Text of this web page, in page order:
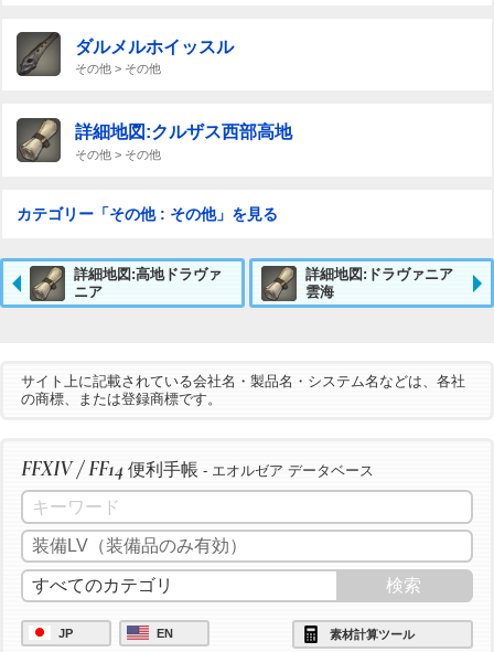
ダルメルホイッスル
その他 > その他
詳細地図:クルザス西部高地
その他 > その他
カテゴリー「その他 : その他」を見る
詳細地図:高地ドラヴァ
ニア
詳細地図:ドラヴァニア
雲海
サイト上に記載されている会社名・製品名・システム名などは、各社
の商標、または登録商標です。
FFXIV / FF14 便利手帳 - エオルゼア データベース
JP EN 素材計算ツール